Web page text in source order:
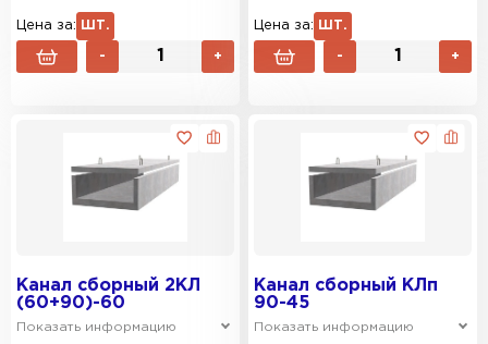
Цена за: ШТ.
- +
Цена за: ШТ.
- +
Канал сборный 2КЛ
(60+90)-60
Показать информацию
Канал сборный КЛп
90-45
Показать информацию